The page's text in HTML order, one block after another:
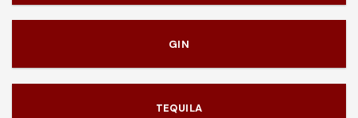
GIN
TEQUILA